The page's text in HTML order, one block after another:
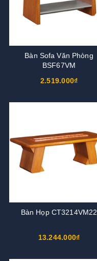
Bàn Sofa Văn Phòng
BSF67VM
2.519.000₫
Bàn Họp CT3214VM22
13.244.000₫